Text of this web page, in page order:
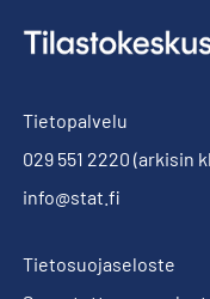
Tietopalvelu
029 551 2220 (arkisin
info@stat.fi
Tietosuojaseloste